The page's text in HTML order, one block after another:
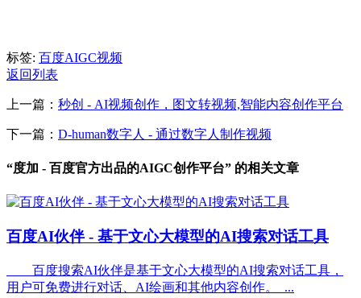
标签: 百度AIGC视频
返回列表
上一篇： 秒创 - AI视频创作，图文转视频,智能内容创作平台
下一篇： D-human数字人 - 通过数字人制作视频
“度加 - 百度官方出品的AIGC创作平台” 的相关文章
百度AI伙伴 - 基于文心大模型的AI搜索对话工具
百度搜索AI伙伴是基于文心大模型的AI搜索对话工具，
用户可免费进行对话、AI绘画和其他内容创作。 ...